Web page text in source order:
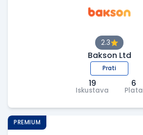
2.3
Bakson Ltd
Prati
19
Iskustava
6
Plata
PREMIUM